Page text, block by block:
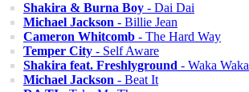
Shakira & Burna Boy - Dai Dai
Michael Jackson - Billie Jean
Cameron Whitcomb - The Hard Way
Temper City - Self Aware
Shakira feat. Freshlyground - Waka Waka
Michael Jackson - Beat It